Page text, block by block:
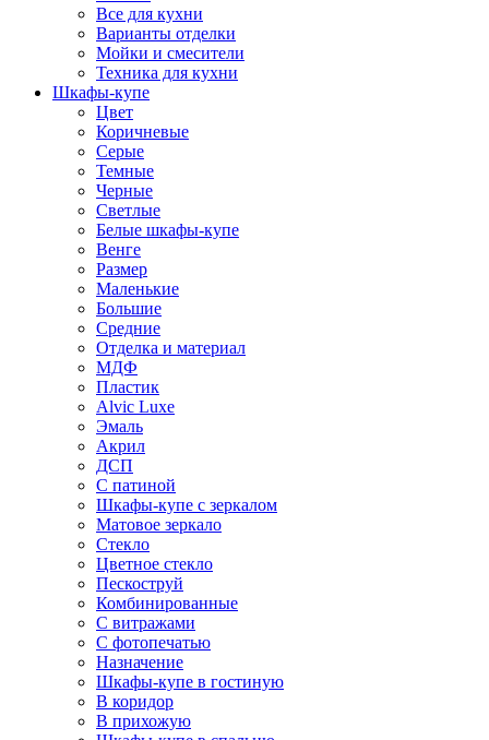
Все для кухни
Варианты отделки
Мойки и смесители
Техника для кухни
Шкафы-купе
Цвет
Коричневые
Серые
Темные
Черные
Светлые
Белые шкафы-купе
Венге
Размер
Маленькие
Большие
Средние
Отделка и материал
МДФ
Пластик
Alvic Luxe
Эмаль
Акрил
ДСП
С патиной
Шкафы-купе с зеркалом
Матовое зеркало
Стекло
Цветное стекло
Пескоструй
Комбинированные
С витражами
С фотопечатью
Назначение
Шкафы-купе в гостиную
В коридор
В прихожую